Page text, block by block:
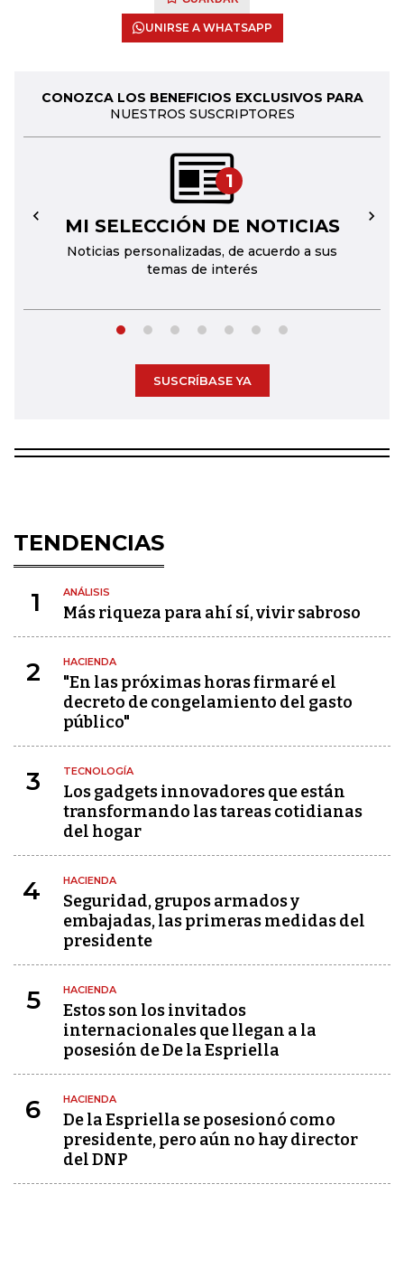
UNIRSE A WHATSAPP
CONOZCA LOS BENEFICIOS EXCLUSIVOS PARA
NUESTROS SUSCRIPTORES
1
MI SELECCIÓN DE NOTICIAS
Noticias personalizadas, de acuerdo a sus
temas de interés
← →
SUSCRÍBASE YA
TENDENCIAS
1 ANÁLISIS
Más riqueza para ahí sí, vivir sabroso
2 HACIENDA
"En las próximas horas firmaré el
decreto de congelamiento del gasto
público"
3 TECNOLOGÍA
Los gadgets innovadores que están
transformando las tareas cotidianas
del hogar
4 HACIENDA
Seguridad, grupos armados y
embajadas, las primeras medidas del
presidente
5 HACIENDA
Estos son los invitados
internacionales que llegan a la
posesión de De la Espriella
6 HACIENDA
De la Espriella se posesionó como
presidente, pero aún no hay director
del DNP